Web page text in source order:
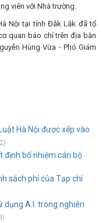
viên với Nhà trường.
Nội tại tỉnh Đắk Lắk đã tổ
quan báo chí trên địa bàn
Hùng Vừa - Phó Giám
Hà Nội được xếp vào
định bổ nhiệm cán bộ
sách phí của Tạp chí
dụng A.I. trong nghiên